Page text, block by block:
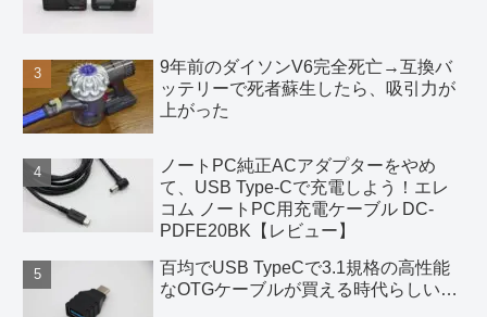
9年前のダイソンV6完全死亡→互換バ
ッテリーで死者蘇生したら、吸引力が
上がった
ノートPC純正ACアダプターをやめ
て、USB Type-Cで充電しよう！エレ
コム ノートPC用充電ケーブル DC-
PDFE20BK【レビュー】
百均でUSB TypeCで3.1規格の高性能
なOTGケーブルが買える時代らしい…